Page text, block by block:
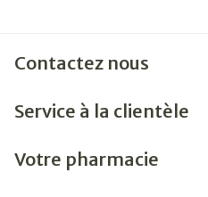
Contactez nous
Service à la clientèle
Votre pharmacie